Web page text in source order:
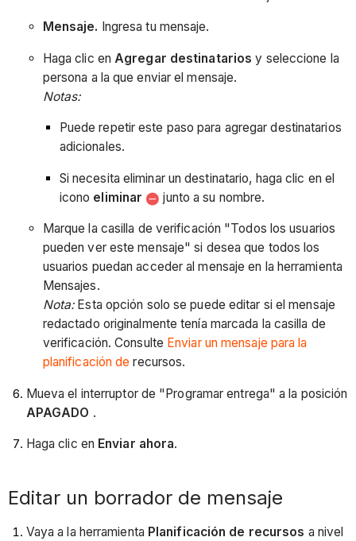
Mensaje. Ingresa tu mensaje.
Haga clic enAgregar destinatarios y seleccione la
persona a la que enviar el mensaje.
Notas:
Puede repetir este paso para agregar destinatarios
adicionales.
Si necesita eliminar un destinatario, haga clic en el
icono eliminar junto a su nombre.
Marque la casilla de verificación "Todos los usuarios
pueden ver este mensaje" si desea que todos los
usuarios puedan acceder al mensaje en la herramienta
Mensajes.
Nota:Esta opción solo se puede editar si el mensaje
redactado originalmente tenía marcada la casilla de
verificación. Consulte Enviar un mensaje para la
planificación de recursos.
Mueva el interruptor de "Programar entrega" a la posición
APAGADO .
Haga clic en Enviar ahora.
Editar un borrador de mensaje
Vaya a la herramienta Planificación de recursos a nivel